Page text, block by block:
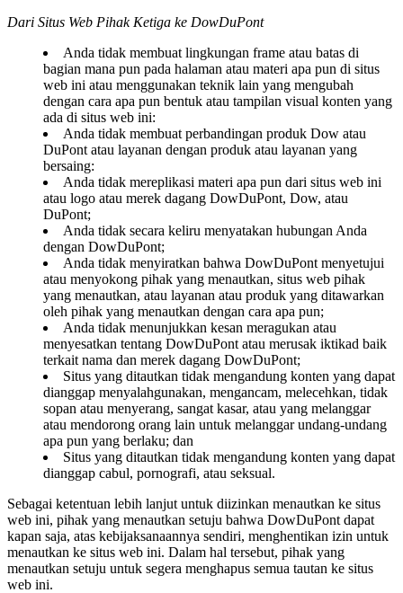
Dari Situs Web Pihak Ketiga ke DowDuPont
Anda tidak membuat lingkungan frame atau batas di
bagian mana pun pada halaman atau materi apa pun di situs
web ini atau menggunakan teknik lain yang mengubah
dengan cara apa pun bentuk atau tampilan visual konten yang
ada di situs web ini:
Anda tidak membuat perbandingan produk Dow atau
DuPont atau layanan dengan produk atau layanan yang
bersaing:
Anda tidak mereplikasi materi apa pun dari situs web ini
atau logo atau merek dagang DowDuPont, Dow, atau
DuPont;
Anda tidak secara keliru menyatakan hubungan Anda
dengan DowDuPont;
Anda tidak menyiratkan bahwa DowDuPont menyetujui
atau menyokong pihak yang menautkan, situs web pihak
yang menautkan, atau layanan atau produk yang ditawarkan
oleh pihak yang menautkan dengan cara apa pun;
Anda tidak menunjukkan kesan meragukan atau
menyesatkan tentang DowDuPont atau merusak iktikad baik
terkait nama dan merek dagang DowDuPont;
Situs yang ditautkan tidak mengandung konten yang dapat
dianggap menyalahgunakan, mengancam, melecehkan, tidak
sopan atau menyerang, sangat kasar, atau yang melanggar
atau mendorong orang lain untuk melanggar undang-undang
apa pun yang berlaku; dan
Situs yang ditautkan tidak mengandung konten yang dapat
dianggap cabul, pornografi, atau seksual.
Sebagai ketentuan lebih lanjut untuk diizinkan menautkan ke situs
web ini, pihak yang menautkan setuju bahwa DowDuPont dapat
kapan saja, atas kebijaksanaannya sendiri, menghentikan izin untuk
menautkan ke situs web ini. Dalam hal tersebut, pihak yang
menautkan setuju untuk segera menghapus semua tautan ke situs
web ini.